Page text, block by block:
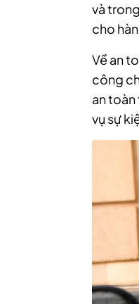
và
cho
Về an
công
an
vụ sự